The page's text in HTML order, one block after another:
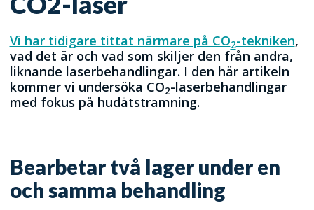
Vi har tidigare tittat närmare på CO2-tekniken,
vad det är och vad som skiljer den från andra,
liknande laserbehandlingar. I den här artikeln
kommer vi undersöka CO2-laserbehandlingar
med fokus på hudåtstramning.
Bearbetar två lager under en
och samma behandling